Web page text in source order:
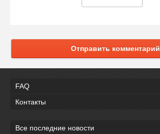
Отправить комментарий
FAQ
Контакты
Все последние новости